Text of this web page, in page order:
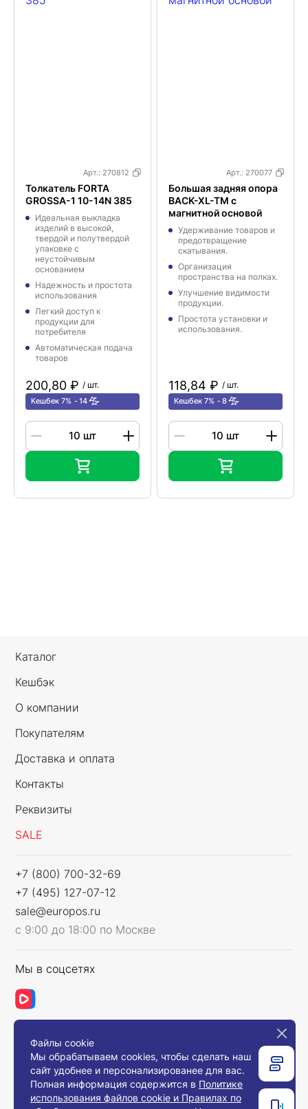
Арт.: 270812
Толкатель FORTA
GROSSA-1 10-14N 385
Идеальная выкладка
изделий в высокой,
твердой и полутвердой
упаковке с
неустойчивым
основанием
Надежность и простота
использования
Легкий доступ к
продукции для
потребителя
Автоматическая подача
товаров
200,80 ₽ / шт.
Кешбек 7% 14
Арт.: 270077
Большая задняя опора
BACK-XL-TM с
магнитной основой
Удерживание товаров и
предотвращение
скатывания.
Организация
пространства на полках.
Улучшение видимости
продукции.
Простота установки и
использования.
118,84 ₽ / шт.
Кешбек 7% 8
Каталог
Кешбэк
О компании
Покупателям
Доставка и оплата
Контакты
Реквизиты
SALE
+7 (800) 700-32-69
+7 (495) 127-07-12
sale@europos.ru
с 9:00 до 18:00 по Москве
Мы в соцсетях
Связаться с нами
© 2008-2026, Компания «Европос Групп». Все
Файлы cookie
Мы обрабатываем cookies, чтобы сделать наш
сайт удобнее и персонализированее для вас.
Полная информация содержится в Политике
использования файлов cookie и Правилах по